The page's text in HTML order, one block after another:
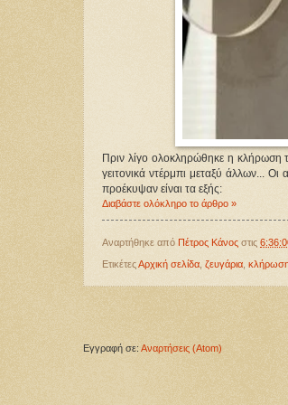
Πριν λίγο ολοκληρώθηκε η κλήρωση
γειτονικά ντέρμπι μεταξύ άλλων...
προέκυψαν είναι τα εξής:
Διαβάστε ολόκληρο το άρθρο »
Αναρτήθηκε από Πέτρος Κάνος στις
ΕτικέτεςΑρχική σελίδα ζευγάρια κλήρωση
Εγγραφή σε:Αναρτήσεις (Atom)